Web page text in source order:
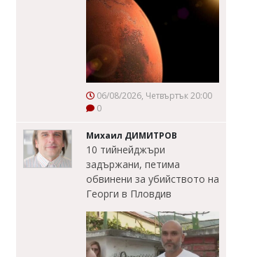
06/08/2026, Четвъртък 20:00
0
Михаил ДИМИТРОВ
10 тийнейджъри
задържани, петима
обвинени за убийството на
Георги в Пловдив